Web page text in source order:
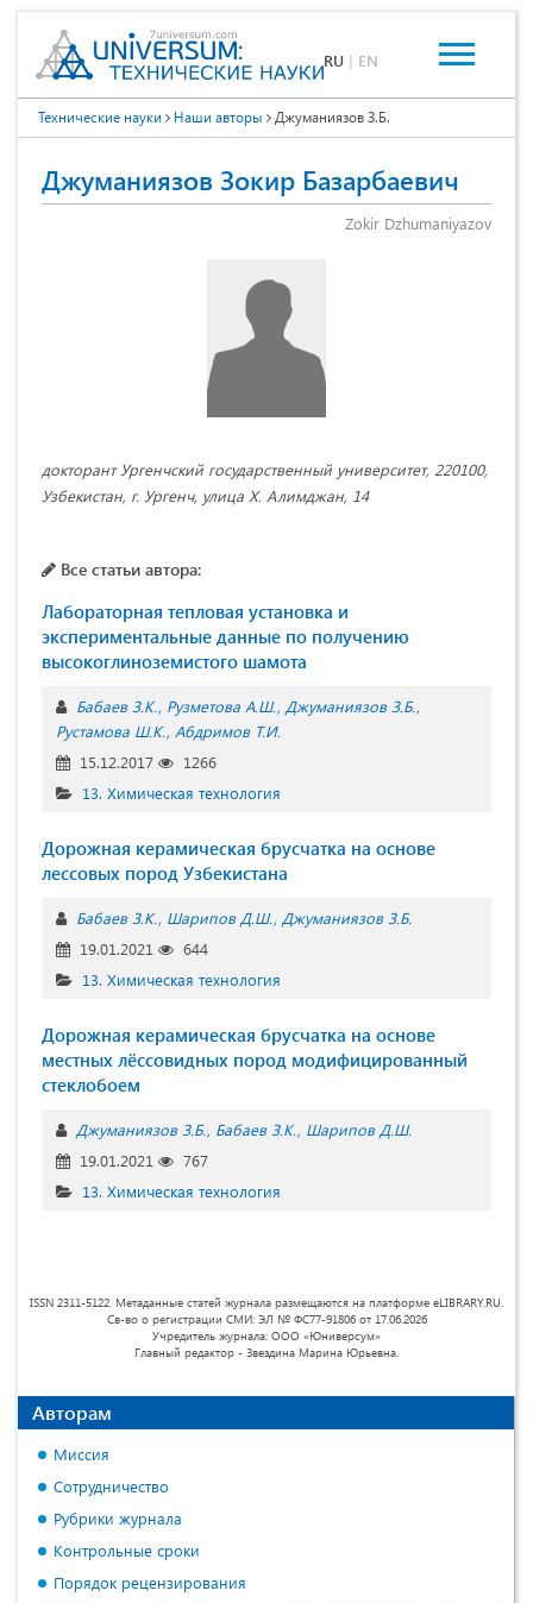
RU | EN
Технические науки Наши авторы Джуманиязов З.Б.
Джуманиязов Зокир Базарбаевич
Zokir Dzhumaniyazov
докторант Ургенчский государственный университет, 220100,
Узбекистан, г. Ургенч, улица Х. Алимджан, 14
Все статьи автора:
Лабораторная тепловая установка и
экспериментальные данные по получению
высокоглиноземистого шамота
Бабаев З.К. Рузметова А.Ш. Джуманиязов З.Б.
Рустамова Ш.К. Абдримов Т.И.
15.12.2017
1266
13. Химическая технология
Дорожная керамическая брусчатка на основе
лессовых пород Узбекистана
Бабаев З.К. Шарипов Д.Ш. Джуманиязов З.Б.
19.01.2021
644
13. Химическая технология
Дорожная керамическая брусчатка на основе
местных лёссовидных пород модифицированный
стеклобоем
Джуманиязов З.Б. Бабаев З.К. Шарипов Д.Ш.
19.01.2021
767
13. Химическая технология
ISSN 2311-5122. Метаданные статей журнала размещаются на платформе eLIBRARY.RU.
Св-во о регистрации СМИ: ЭЛ № ФС77-91806 от 17.06.2026
Учредитель журнала: ООО «Юниверсум»
Главный редактор - Звездина Марина Юрьевна.
Авторам
Миссия
Сотрудничество
Рубрики журнала
Контрольные сроки
Порядок рецензирования